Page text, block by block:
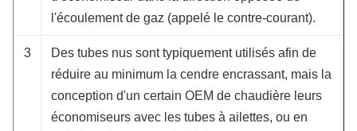
l'écoulement de gaz (appelé le contre-courant).
3
Des tubes nus sont typiquement utilisés afin de
réduire au minimum la cendre encrassant, mais la
conception d'un certain OEM de chaudière leurs
économiseurs avec les tubes à ailettes, ou en